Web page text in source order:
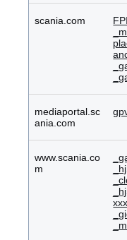
scania.com
mediaportal.sc
ania.com
www.scania.co
m
xxx